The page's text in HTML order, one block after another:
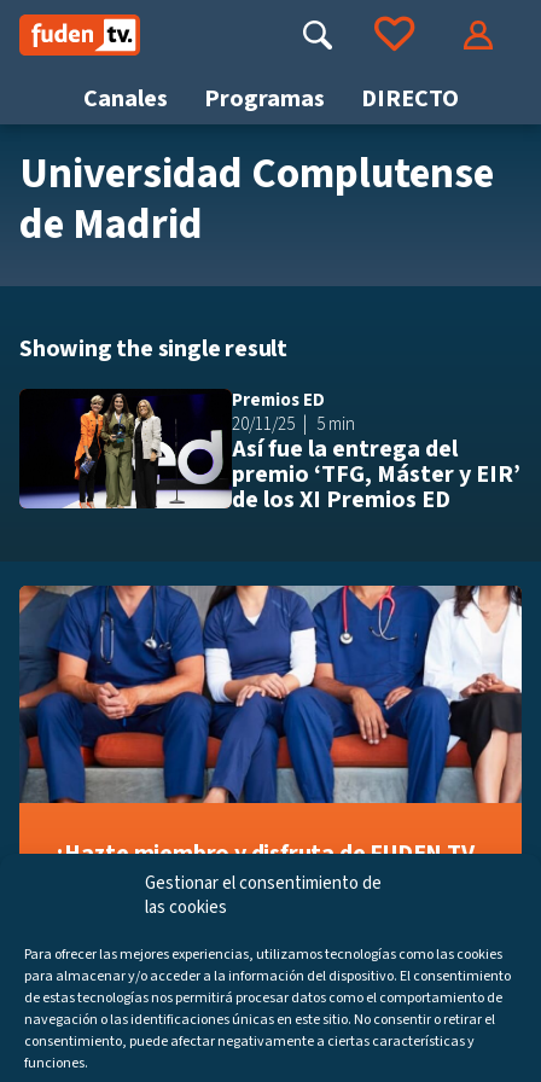
Gestionar el consentimiento de
las cookies
Para ofrecer las mejores experiencias, utilizamos tecnologías como las cookies
para almacenar y/o acceder a la información del dispositivo. El consentimiento
de estas tecnologías nos permitirá procesar datos como el comportamiento de
navegación o las identificaciones únicas en este sitio. No consentir o retirar el
consentimiento, puede afectar negativamente a ciertas características y
funciones.
Saltar
contenido
Canales Programas DIRECTO
Buscar Ir a tus favoritos
Universidad Complutense
de Madrid
Showing the single result
Premios ED
20/11/25
5 min
Así fue la entrega del
premio ‘TFG, Máster y EIR’
de los XI Premios ED
¡Hazte miembro y disfruta de FUDEN TV
a tu manera!
Regístrate ahora gratuitamente y marca tus videos
los últimos programas disponibles.
Regístrate ahora